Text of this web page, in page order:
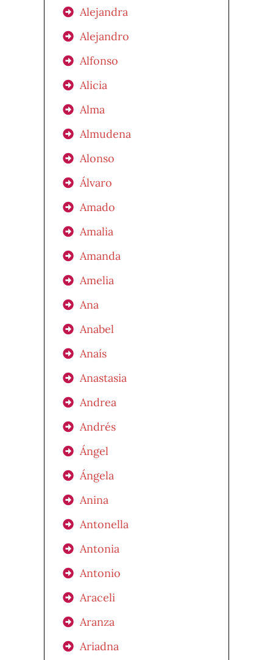
Alejandra
Alejandro
Alfonso
Alicia
Alma
Almudena
Alonso
Álvaro
Amado
Amalia
Amanda
Amelia
Ana
Anabel
Anaís
Anastasia
Andrea
Andrés
Ángel
Ángela
Anina
Antonella
Antonia
Antonio
Araceli
Aranza
Ariadna